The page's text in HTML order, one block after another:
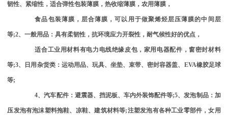
韧性、紧缩性，适合弹性包装薄膜，热收缩薄膜，农用薄膜，
食品包装薄膜，层合薄膜，可以用于做聚烯烃层压薄膜的中间层
等;2、一般用品：具有柔韧性，抗环境应力开裂性，耐气候性好的优点，
适合工业用材料有电力电线绝缘皮包，家用电器配件，窗密封材料
等;3、日用杂货类：运动用品、玩具、坐垫、束带、密封容器盖、 EVA橡胶足球
等;
4、汽车配件：避震器、挡泥板、车内外装饰配件等;5、发泡制品：加
压发泡有泡沫塑料拖鞋、凉鞋、建筑材料等;注塑发泡有各种工业零部件，女用